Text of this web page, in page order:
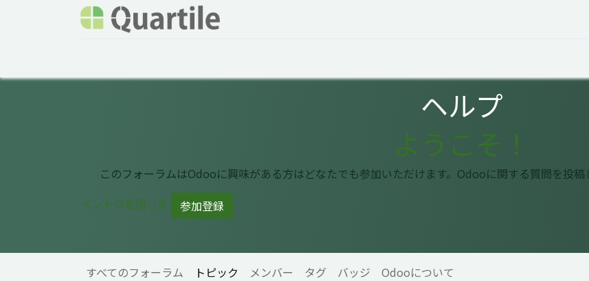
ヘルプ
ようこそ！
このフォーラムはOdooに興味がある方はどなたでも参加いただけます。Odooに関する質問を投稿
イントロを閉じる
参加登録
すべてのフォーラム トピック メンバー タグ バッジ Odooについて